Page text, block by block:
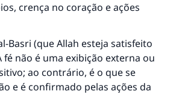
crença no coração e ações
Basri (que Allah esteja satisfeito
fé não é uma exibição externa ou
ao contrário, é o que se
e é confirmado pelas ações da